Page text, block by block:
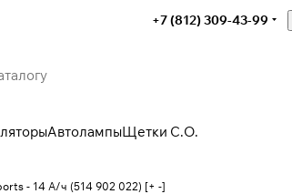
+7 (812) 309-43-99
АвтолампыЩетки С.О.
- 14 А/ч (514 902 022) [+ -]